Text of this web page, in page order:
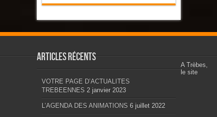
Articles récents
VOTRE PAGE D’ACTUALITES
TREBEENNES 2 janvier 2023
L’AGENDA DES ANIMATIONS 6 juillet 2022
A Trèbes,
le site